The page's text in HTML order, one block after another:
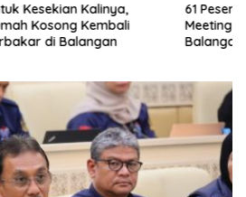
61 Peserta Ikuti Technical
Meeting Nanang Galuh
Balangan 2026